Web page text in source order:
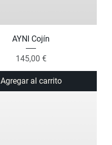
AYNI Cojín
Precio
145,00 €
Agregar al carrito